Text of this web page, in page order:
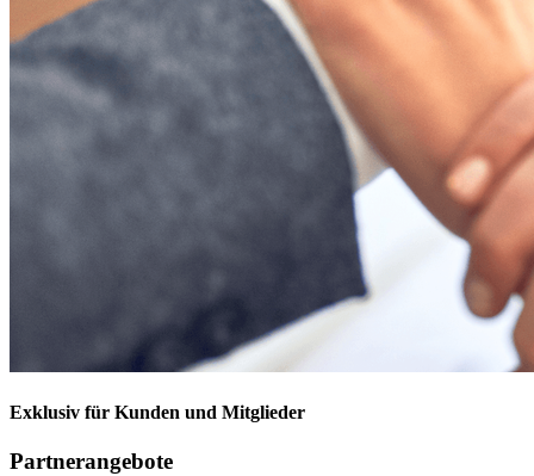
Exklusiv für Kunden und Mitglieder
Partnerangebote